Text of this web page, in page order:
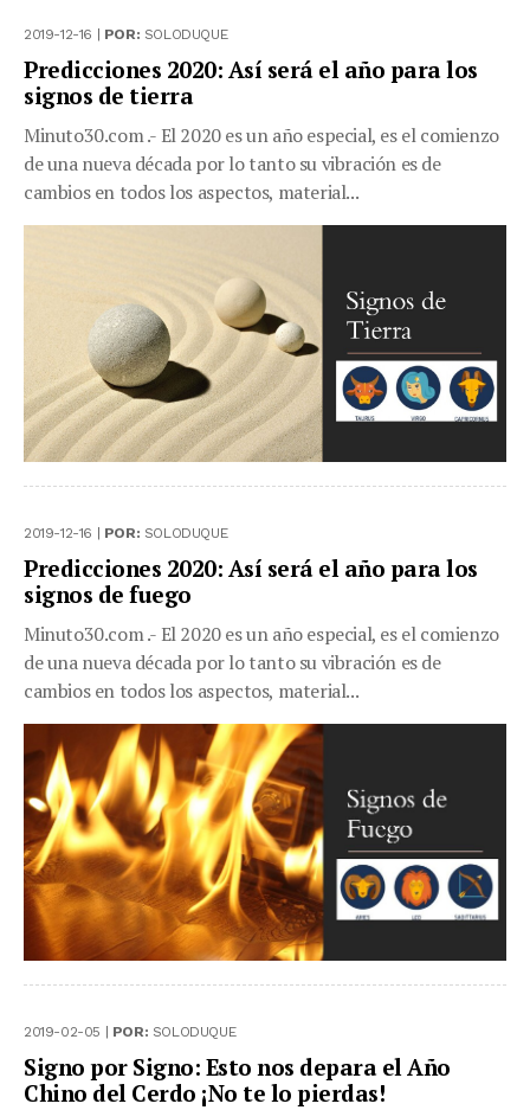
2019-12-16 | POR: SOLODUQUE
Predicciones 2020: Así será el año para los
signos de tierra
Minuto30.com .- El 2020 es un año especial, es el comienzo
de una nueva década por lo tanto su vibración es de
cambios en todos los aspectos, material...
2019-12-16 | POR: SOLODUQUE
Predicciones 2020: Así será el año para los
signos de fuego
Minuto30.com .- El 2020 es un año especial, es el comienzo
de una nueva década por lo tanto su vibración es de
cambios en todos los aspectos, material...
2019-02-05 | POR: SOLODUQUE
Signo por Signo: Esto nos depara el Año
Chino del Cerdo ¡No te lo pierdas!